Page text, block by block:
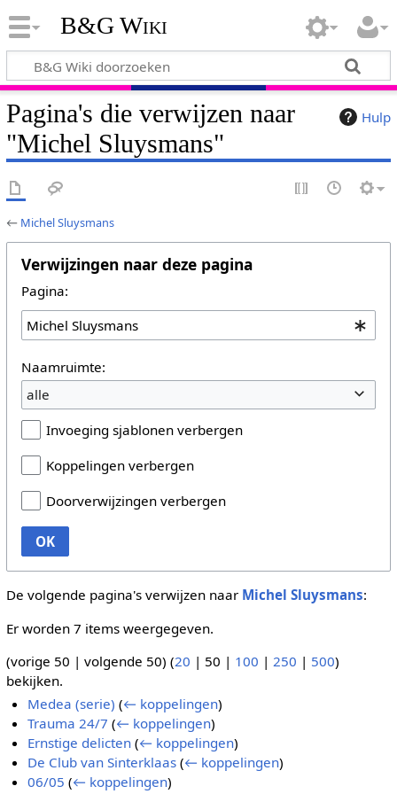
B&G Wiki
Hulp
Pagina's die verwijzen naar
"Michel Sluysmans"
← Michel Sluysmans
Verwijzingen naar deze pagina
Pagina:
Naamruimte:
alle
Invoeging sjablonen verbergen
Koppelingen verbergen
Doorverwijzingen verbergen
OK
De volgende pagina's verwijzen naar Michel Sluysmans:
Er worden 7 items weergegeven.
(vorige 50 | volgende 50) (20 | 50 | 100 | 250 | 500)
bekijken.
Medea (serie) (← koppelingen)
Trauma 24/7 (← koppelingen)
Ernstige delicten (← koppelingen)
De Club van Sinterklaas (← koppelingen)
06/05 (← koppelingen)